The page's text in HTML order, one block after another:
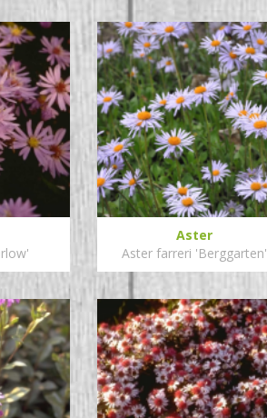
Aster
Aster farreri 'Berggarten'